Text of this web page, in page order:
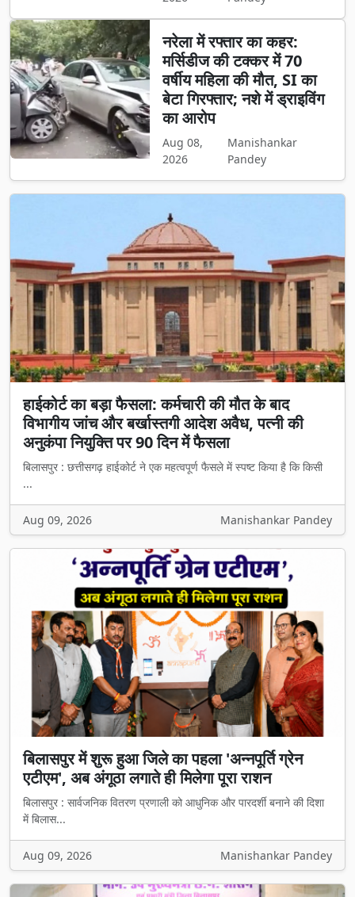
नरेला में रफ्तार का कहर:
मर्सिडीज की टक्कर में 70
वर्षीय महिला की मौत, SI का
बेटा गिरफ्तार; नशे में ड्राइविंग
का आरोप
Aug 08,
2026
Manishankar
Pandey
हाईकोर्ट का बड़ा फैसला: कर्मचारी की मौत के बाद
विभागीय जांच और बर्खास्तगी आदेश अवैध, पत्नी की
अनुकंपा नियुक्ति पर 90 दिन में फैसला
बिलासपुर : छत्तीसगढ़ हाईकोर्ट ने एक महत्वपूर्ण फैसले में स्पष्ट किया है कि किसी
...
Aug 09, 2026 Manishankar Pandey
बिलासपुर में शुरू हुआ जिले का पहला 'अन्नपूर्ति ग्रेन
एटीएम', अब अंगूठा लगाते ही मिलेगा पूरा राशन
बिलासपुर : सार्वजनिक वितरण प्रणाली को आधुनिक और पारदर्शी बनाने की दिशा
में बिलास...
Aug 09, 2026 Manishankar Pandey